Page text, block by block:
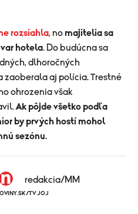
rozsiahla, no majitelia sa
hotela. Do budúcna sa
dlhoročných
zaoberala aj polícia. Trestné
ohrozenia však
Ak pôjde všetko podľa
by prvých hostí mohol
sezónu.
redakcia/MM
TV JOJ